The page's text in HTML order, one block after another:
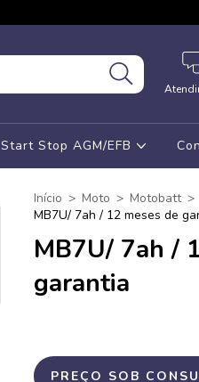
Start Stop AGM/EFB
Início > Moto > Motobatt >
MB7U/ 7ah / 12 meses de
MB7U/ 7ah /
garantia